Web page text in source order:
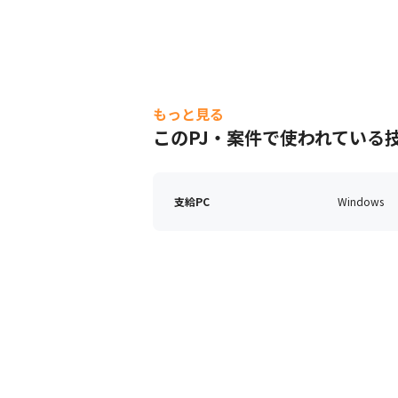
もっと見る
このPJ・案件で使われている
支給PC Windows